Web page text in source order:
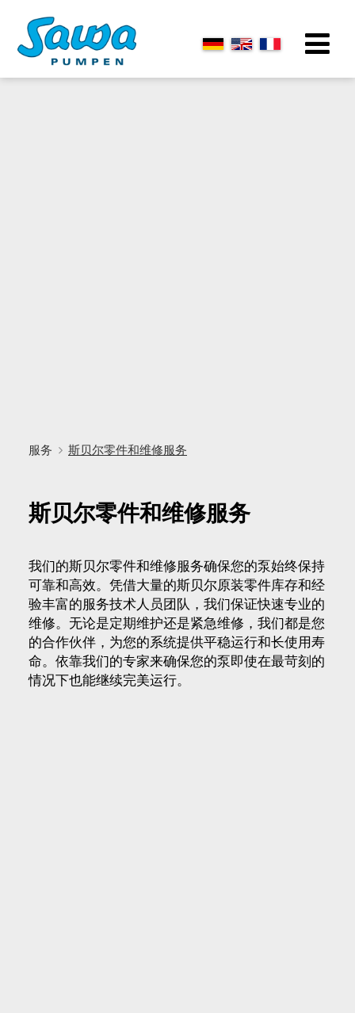
服务 斯贝尔零件和维修服务
斯贝尔零件和维修服务
我们的斯贝尔零件和维修服务确保您的泵始终保持
可靠和高效。凭借大量的斯贝尔原装零件库存和经
验丰富的服务技术人员团队，我们保证快速专业的
维修。无论是定期维护还是紧急维修，我们都是您
的合作伙伴，为您的系统提供平稳运行和长使用寿
命。依靠我们的专家来确保您的泵即使在最苛刻的
情况下也能继续完美运行。